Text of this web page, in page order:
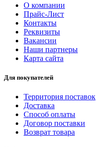
О компании
Прайс-Лист
Контакты
Реквизиты
Вакансии
Наши партнеры
Карта сайта
Для покупателей
Территория поставок
Доставка
Способ оплаты
Договор поставки
Возврат товара